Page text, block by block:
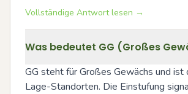
Vollständige Antwort lesen →
Was bedeutet GG (Großes
GG steht für Großes Gewächs und
Lage-Standorten. Die Einstufung